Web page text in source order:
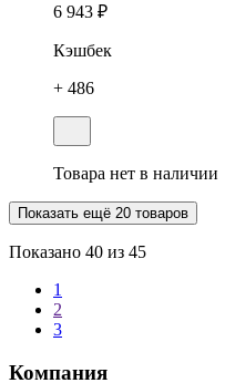
6 943 ₽
Кэшбек
+ 486
Товара нет в наличии
Показать ещё 20 товаров
Показано 40 из 45
1
2
3
Компания